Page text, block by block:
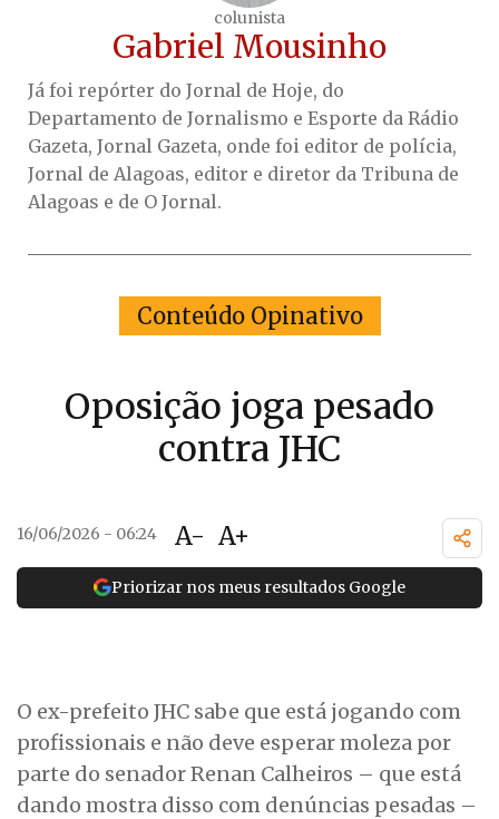
colunista
Gabriel Mousinho
Já foi repórter do Jornal de Hoje, do
Departamento de Jornalismo e Esporte da Rádio
Gazeta, Jornal Gazeta, onde foi editor de polícia,
Jornal de Alagoas, editor e diretor da Tribuna de
Alagoas e de O Jornal.
Conteúdo Opinativo
Oposição joga pesado
contra JHC
16/06/2026 - 06:24 A- A+
Priorizar nos meus resultados Google
O ex-prefeito JHC sabe que está jogando com
profissionais e não deve esperar moleza por
parte do senador Renan Calheiros – que está
dando mostra disso com denúncias pesadas –